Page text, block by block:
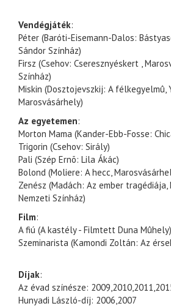
Vendégjáték:
Péter (Baróti-Eisemann-Dalos:
Sándor Színház)
Firsz (Csehov: Cseresznyéskert ,
Színház)
Miskin (Dosztojevszkij: A félkegyelmû,
Marosvásárhely)
Az egyetemen:
Morton Mama (Kander-Ebb-Fosse:
Trigorin (Csehov: Sirály)
Pali (Szép Ernõ: Lila Ákác)
Bolond (Moliere: A hecc,
Zenész (Madách: Az ember
Nemzeti Színház)
Film:
A fiú (A kastély - Filmtett Duna Mûhely)
Szeminarista (Kamondi Zoltán: Az
Díjak:
Az évad színésze:
Hunyadi László-díj: 2006,2007